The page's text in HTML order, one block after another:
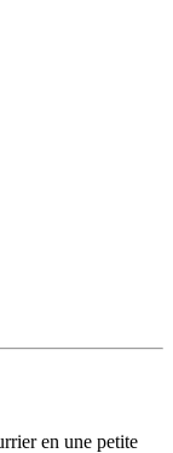
en une petite